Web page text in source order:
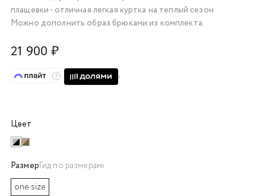
плащевки - отличная легкая куртка на теплый сезон.
Можно дополнить образ брюками из комплекта.
21 900 ₽
Цвет
РазмерГид по размерам
one size
об оплате Плайтом
Остались вопросы?
8 800 302-02-51